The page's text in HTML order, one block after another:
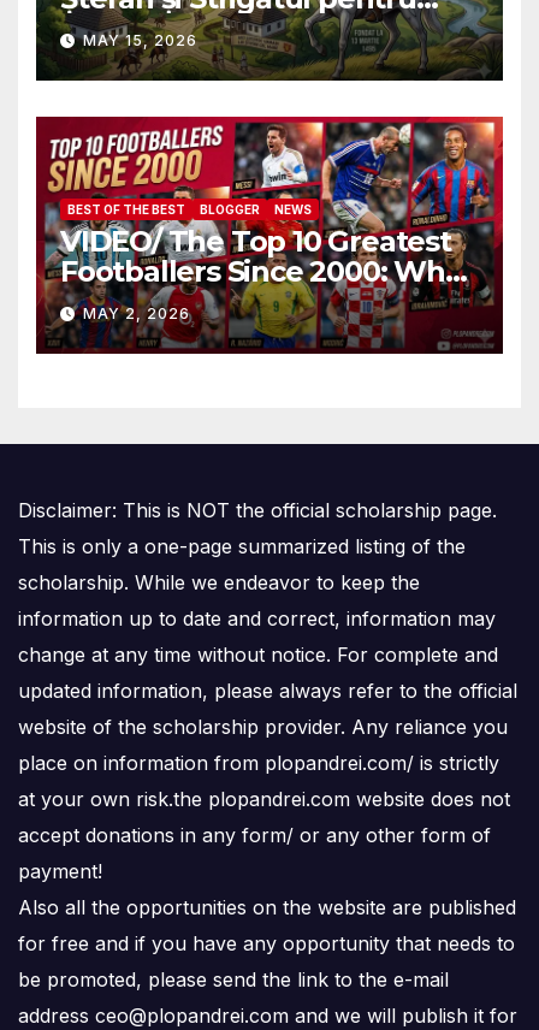
Demnitate în Fața
Amalgamării
MAY 15, 2026
BEST OF THE BEST BLOGGER NEWS
VIDEO/ The Top 10 Greatest
Footballers Since 2000: Who
Is Number One
MAY 2, 2026
Disclaimer: This is NOT the official scholarship page.
This is only a one-page summarized listing of the
scholarship. While we endeavor to keep the
information up to date and correct, information may
change at any time without notice. For complete and
updated information, please always refer to the official
website of the scholarship provider. Any reliance you
place on information from plopandrei.com/ is strictly
at your own risk.the plopandrei.com website does not
accept donations in any form/ or any other form of
payment!
Also all the opportunities on the website are published
for free and if you have any opportunity that needs to
be promoted, please send the link to the e-mail
address ceo@plopandrei.com and we will publish it for